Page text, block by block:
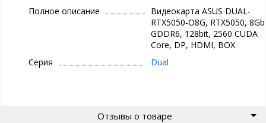
Полное описание
Видеокарта ASUS DUAL-
RTX5050-O8G, RTX5050, 8Gb
GDDR6, 128bit, 2560 CUDA
Core, DP, HDMI, BOX
Серия
Dual
Отзывы о товаре